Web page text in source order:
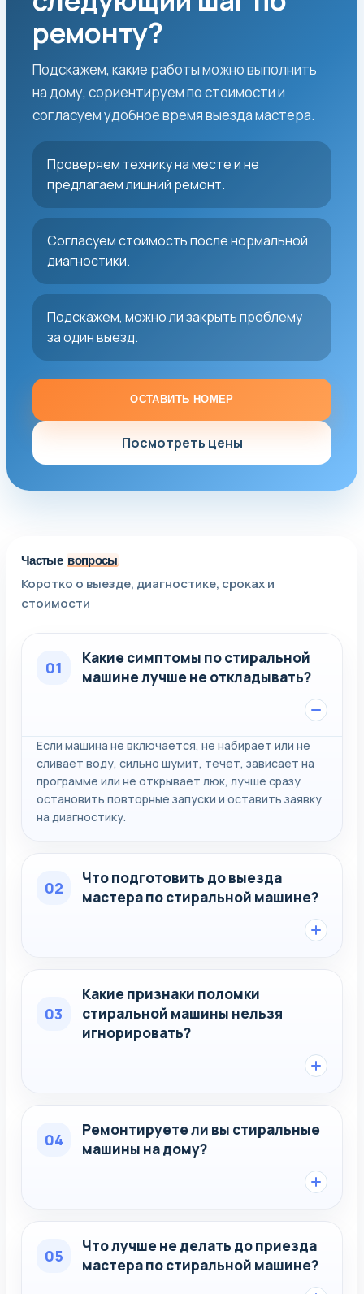
ремонту?
Подскажем, какие работы можно выполнить
на дому, сориентируем по стоимости и
согласуем удобное время выезда мастера.
Проверяем технику на месте и не
предлагаем лишний ремонт.
Согласуем стоимость после нормальной
диагностики.
Подскажем, можно ли закрыть проблему
за один выезд.
ОСТАВИТЬ НОМЕР
Посмотреть цены
Частые вопросы
Коротко о выезде, диагностике, сроках и
стоимости
01
Какие симптомы по стиральной
машине лучше не откладывать?
Если машина не включается, не набирает или не
сливает воду, сильно шумит, течет, зависает на
программе или не открывает люк, лучше сразу
остановить повторные запуски и оставить заявку
на диагностику.
02
Что подготовить до выезда
мастера по стиральной машине?
03
Какие признаки поломки
стиральной машины нельзя
игнорировать?
04
Ремонтируете ли вы стиральные
машины на дому?
05
Что лучше не делать до приезда
мастера по стиральной машине?